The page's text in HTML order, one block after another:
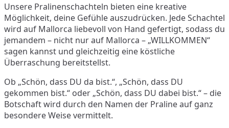
Unsere Pralinenschachteln bieten eine kreative
Möglichkeit, deine Gefühle auszudrücken. Jede Schachtel
wird auf Mallorca liebevoll von Hand gefertigt, sodass du
jemandem – nicht nur auf Mallorca – „WILLKOMMEN“
sagen kannst und gleichzeitig eine köstliche
Überraschung bereitstellst.
Ob „Schön, dass DU da bist.“, „Schön, dass DU
gekommen bist.“ oder „Schön, dass DU dabei bist.“ – die
Botschaft wird durch den Namen der Praline auf ganz
besondere Weise vermittelt.